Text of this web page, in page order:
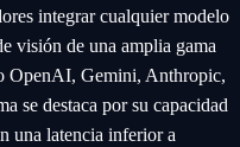
integrar cualquier modelo
visión de una amplia gama
OpenAI, Gemini, Anthropic,
se destaca por su capacidad
una latencia inferior a